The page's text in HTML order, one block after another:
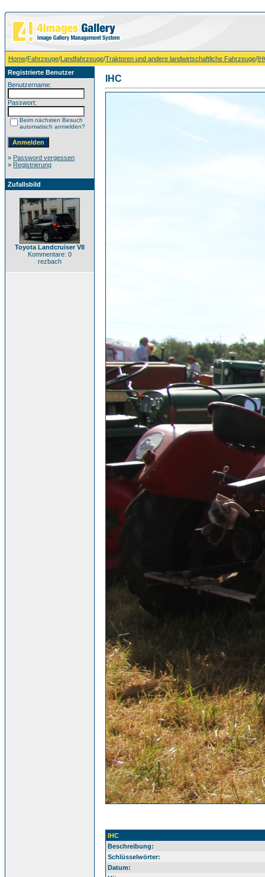
Home/Fahrzeuge/Landfahrzeuge/Traktoren und andere landwirtschaftliche Fahrzeuge/
Registrierte Benutzer
Benutzername:
Passwort:
Beim nächsten Besuch
automatisch anmelden?
» Password vergessen
» Registrierung
Zufallsbild
Toyota Landcruiser V8
Kommentare: 0
rezbach
IHC
IHC
Beschreibung:
Schlüsselwörter:
Datum: